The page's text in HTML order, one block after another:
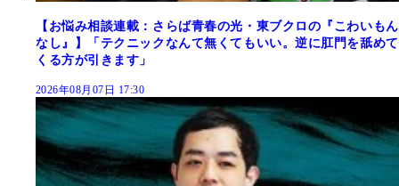
【お悩み相談連載：さらば青春の光・東ブクロの『こわいもん
なし』】「テクニックなんて無くてもいい。逆に肛門を舐めて
くる方が引きます」
2026年08月07日 17:30